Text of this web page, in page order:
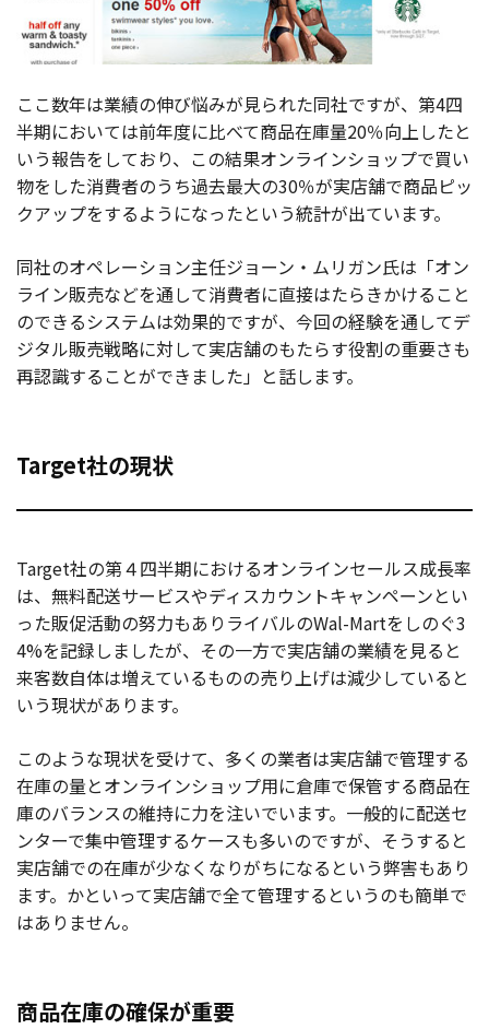
ここ数年は業績の伸び悩みが見られた同社ですが、第4四
半期においては前年度に比べて商品在庫量20％向上したと
いう報告をしており、この結果オンラインショップで買い
物をした消費者のうち過去最大の30％が実店舗で商品ピッ
クアップをするようになったという統計が出ています。
同社のオペレーション主任ジョーン・ムリガン氏は「オン
ライン販売などを通して消費者に直接はたらきかけること
のできるシステムは効果的ですが、今回の経験を通してデ
ジタル販売戦略に対して実店舗のもたらす役割の重要さも
再認識することができました」と話します。
Target社の現状
Target社の第４四半期におけるオンラインセールス成長率
は、無料配送サービスやディスカウントキャンペーンとい
った販促活動の努力もありライバルのWal-Martをしのぐ3
4%を記録しましたが、その一方で実店舗の業績を見ると
来客数自体は増えているものの売り上げは減少していると
いう現状があります。
このような現状を受けて、多くの業者は実店舗で管理する
在庫の量とオンラインショップ用に倉庫で保管する商品在
庫のバランスの維持に力を注いでいます。一般的に配送セ
ンターで集中管理するケースも多いのですが、そうすると
実店舗での在庫が少なくなりがちになるという弊害もあり
ます。かといって実店舗で全て管理するというのも簡単で
はありません。
商品在庫の確保が重要